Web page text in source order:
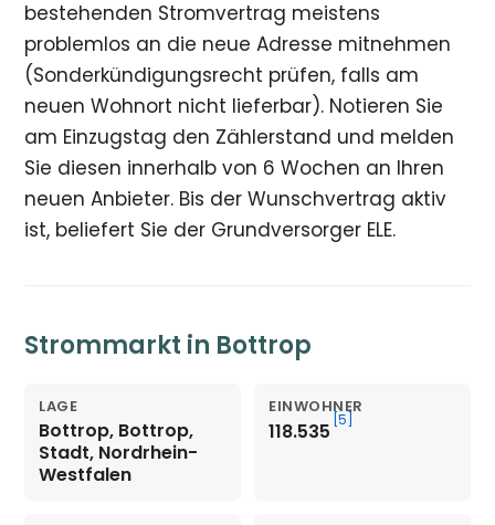
bestehenden Stromvertrag meistens
problemlos an die neue Adresse mitnehmen
(Sonderkündigungsrecht prüfen, falls am
neuen Wohnort nicht lieferbar). Notieren Sie
am Einzugstag den Zählerstand und melden
Sie diesen innerhalb von 6 Wochen an Ihren
neuen Anbieter. Bis der Wunschvertrag aktiv
ist, beliefert Sie der Grundversorger ELE.
Strommarkt in Bottrop
LAGE
Bottrop, Bottrop,
Stadt, Nordrhein-
Westfalen
EINWOHNER
118.535 [5]